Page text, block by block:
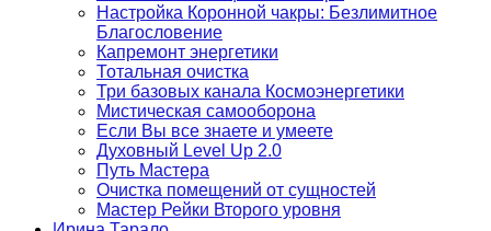
Настройка Коронной чакры: Безлимитное
Благословение
Капремонт энергетики
Тотальная очистка
Три базовых канала Космоэнергетики
Мистическая самооборона
Если Вы все знаете и умеете
Духовный Level Up 2.0
Путь Мастера
Очистка помещений от сущностей
Мастер Рейки Второго уровня